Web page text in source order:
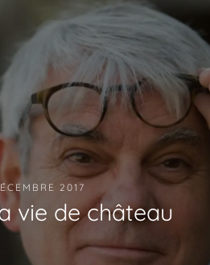
2017
vie de château